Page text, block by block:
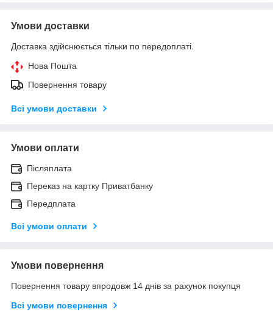
Умови доставки
Доставка здійснюється тільки по передоплаті.
Нова Пошта
Повернення товару
Всі умови доставки
Умови оплати
Післяплата
Переказ на картку Приватбанку
Передплата
Всі умови оплати
Умови повернення
Повернення товару впродовж 14 днів за рахунок покупця
Всі умови повернення